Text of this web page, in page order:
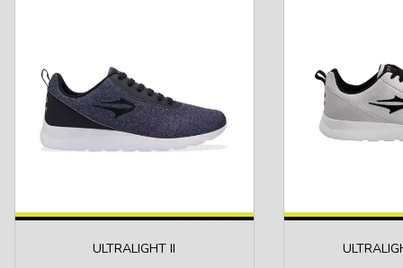
ULTRALIGHT II